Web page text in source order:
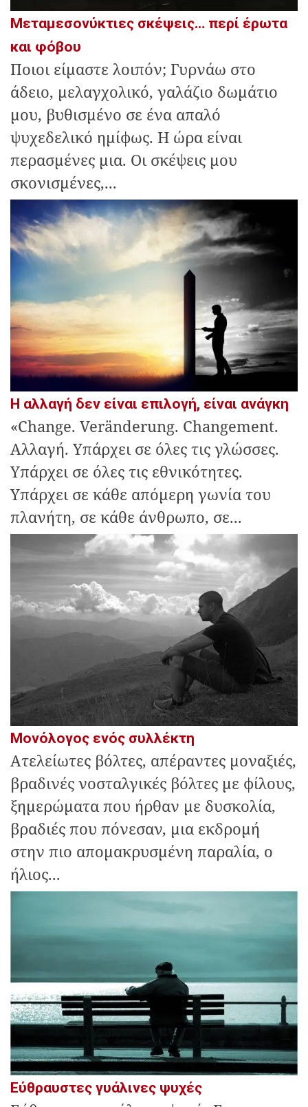
Μεταμεσονύκτιες σκέψεις… περί έρωτα
και φόβου
Ποιοι είμαστε λοιπόν; Γυρνάω στο
άδειο, μελαγχολικό, γαλάζιο δωμάτιο
μου, βυθισμένο σε ένα απαλό
ψυχεδελικό ημίφως. Η ώρα είναι
περασμένες μια. Οι σκέψεις μου
σκονισμένες,...
Η αλλαγή δεν είναι επιλογή, είναι ανάγκη
«Change. Veränderung. Changement.
Αλλαγή. Υπάρχει σε όλες τις γλώσσες.
Υπάρχει σε όλες τις εθνικότητες.
Υπάρχει σε κάθε απόμερη γωνία του
πλανήτη, σε κάθε άνθρωπο, σε...
Μονόλογος ενός συλλέκτη
Ατελείωτες βόλτες, απέραντες μοναξιές,
βραδινές νοσταλγικές βόλτες με φίλους,
ξημερώματα που ήρθαν με δυσκολία,
βραδιές που πόνεσαν, μια εκδρομή
στην πιο απομακρυσμένη παραλία, ο
ήλιος...
Εύθραυστες γυάλινες ψυχές